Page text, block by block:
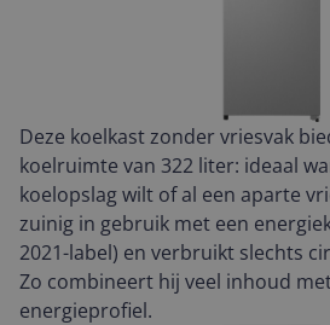
Deze koelkast zonder vriesvak
koelruimte van 322 liter: ideaal
koelopslag wilt of al een aparte
zuinig in gebruik met een
2021-label) en verbruikt slechts
Zo combineert hij veel inhoud
energieprofiel.